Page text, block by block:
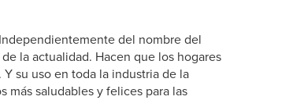
del nombre del
la actualidad. Hacen que los hogares
su uso en toda la industria de la
más saludables y felices para las